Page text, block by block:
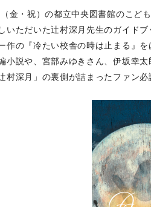
金・祝）の都立中央図書館のこど
いただいた辻村深月先生のガイドブ
作の『冷たい校舎の時は止まる』
小説や、宮部みゆきさん、伊坂幸
村深月」の裏側が詰まったファン必